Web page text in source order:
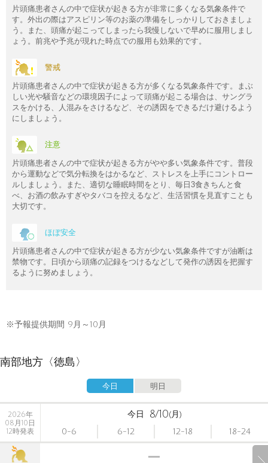
片頭痛患者さんの中で症状が起きる方が非常に多くなる気象条件で
す。外出の際はアスピリン等のお薬の準備をしっかりしておきましょ
う。また、頭痛が起こってしまったら我慢しないで早めに服用しまし
ょう。前兆や予兆が現れた時点での服用も効果的です。
警戒
片頭痛患者さんの中で症状が起きる方が多くなる気象条件です。まぶ
しい光や騒音などの環境因子によって頭痛が起こる場合は、サングラ
スをかける、人混みをさけるなど、その誘因をできるだけ避けるよう
にしましょう。
注意
片頭痛患者さんの中で症状が起きる方がやや多い気象条件です。普段
から運動などで気分転換をはかるなど、ストレスを上手にコントロー
ルしましょう。また、適切な睡眠時間をとり、毎日3食きちんと食
べ、お酒の飲みすぎやタバコを控えるなど、生活習慣を見直すことも
大切です。
ほぼ安全
片頭痛患者さんの中で症状が起きる方が少ない気象条件ですが油断は
禁物です。日頃から頭痛の記録をつけるなどして発作の誘因を把握す
るように努めましょう。
※予報提供期間 9月～10月
南部地方〈徳島〉
今日 明日
2026年
08月10日
12時発表
今日 8/10(月)
0-6
6-12 12-18 18-24